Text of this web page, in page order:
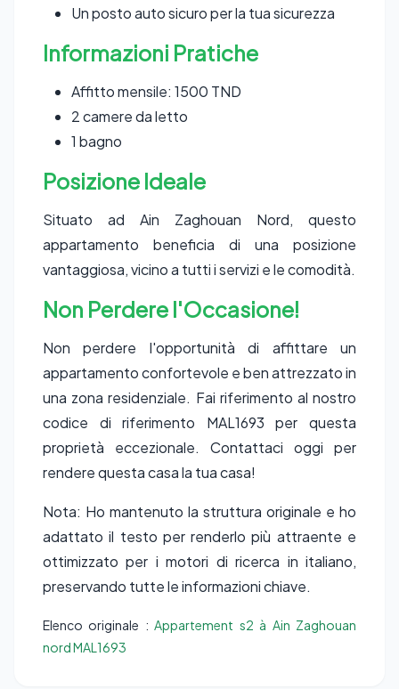
Un posto auto sicuro per la tua sicurezza
Informazioni Pratiche
Affitto mensile: 1500 TND
2 camere da letto
1 bagno
Posizione Ideale
Situato ad Ain Zaghouan Nord, questo
appartamento beneficia di una posizione
vantaggiosa, vicino a tutti i servizi e le comodità.
Non Perdere l'Occasione!
Non perdere l'opportunità di affittare un
appartamento confortevole e ben attrezzato in
una zona residenziale. Fai riferimento al nostro
codice di riferimento MAL1693 per questa
proprietà eccezionale. Contattaci oggi per
rendere questa casa la tua casa!
Nota: Ho mantenuto la struttura originale e ho
adattato il testo per renderlo più attraente e
ottimizzato per i motori di ricerca in italiano,
preservando tutte le informazioni chiave.
Elenco originale :Appartement s2 à Ain Zaghouan
nord MAL1693